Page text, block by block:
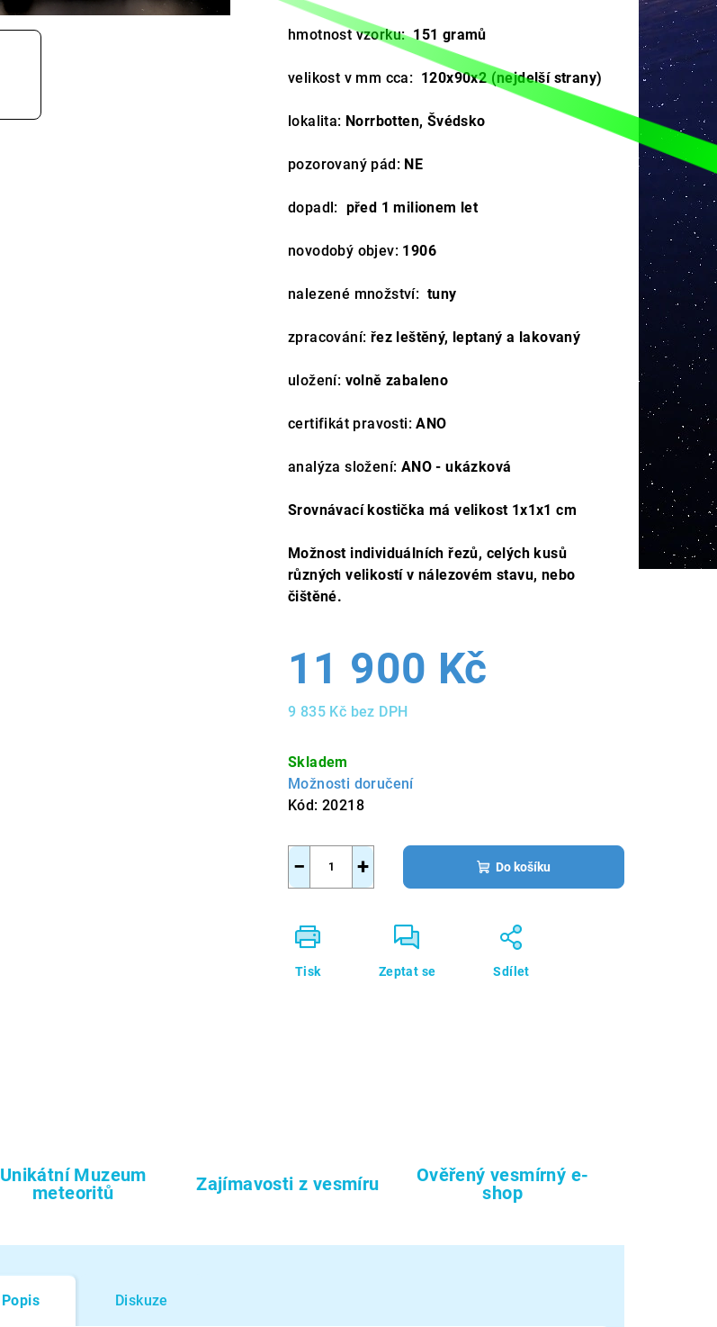
hmotnost vzorku: 151 gramů
velikost v mm cca: 120x90x2 (nejdelší strany)
lokalita: Norrbotten, Švédsko
pozorovaný pád: NE
dopadl: před 1 milionem let
novodobý objev: 1906
nalezené množství: tuny
zpracování: řez leštěný, leptaný a lakovaný
uložení: volně zabaleno
certifikát pravosti: ANO
analýza složení: ANO - ukázková
Srovnávací kostička má velikost 1x1x1 cm
Možnost individuálních řezů, celých kusů
různých velikostí v nálezovém stavu, nebo
čištěné.
11 900 Kč
9 835 Kč bez DPH
cena:
Skladem
Možnosti doručení
Kód: 20218
+
− Do košíku
Tisk Zeptat se Sdílet
Unikátní Muzeum
meteoritů
Zajímavosti z vesmíru
Ověřený vesmírný e-
shop
Popis Diskuze